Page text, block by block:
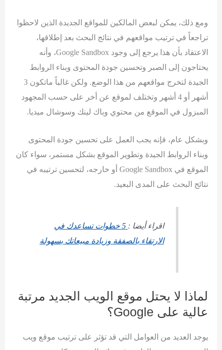
ومع ذلك، يمكن لبعض المالكين للمواقع الجديدة الذين لاحظوا
تراجعاً في ترتيب مواقعهم في نتائج البحث بعد إطلاقها،
الاعتقاد بأن هذا يرجع إلى وجود Google Sandbox، وأنه
يحتاجون إلى الصبر وتحسين جودة المحتوى وبناء الروابط
الجيدة لتخرج مواقعهم من هذا الوضع. ولكن غالباً ماتكون 3
أشهر أو 4 أشهر وتختلف لموقع عن أخر على حسب المجهود
المبزول في الموقع من محتوي وباك لينك وسوشال ميديا.
وبشكل عام، فإنه يجب العمل على تحسين جودة المحتوى
وبناء الروابط الجيدة وتطوير الموقع بشكل مستمر، سواء كان
الموقع في Google Sandbox أو خارجه، لتحسين ترتيبه في
نتائج البحث على المدى البعيد.
اقراء أيضا :
5 خطوات تساعدك في
الارتقاء بالصفقة وزيادة مبيعاتك بسهولة
لماذا لا يحتل موقع الويب الجديد مرتبة
عالية على Google؟
يوجد العديد من العوامل التي قد تؤثر على ترتيب موقع ويب